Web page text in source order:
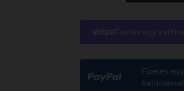
Fizetés egy
kattintással